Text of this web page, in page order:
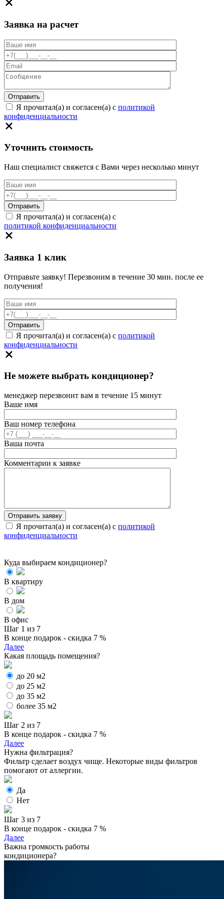
Заявка на расчет
Я прочитал(а) и согласен(а) с политикой
конфиденциальности
Уточнить стоимость
Наш специалист свяжется с Вами через несколько минут
Я прочитал(а) и согласен(а) с
политикой конфиденциальности
Заявка 1 клик
Отправьте заявку! Перезвоним в течение 30 мин. после ее
получения!
Я прочитал(а) и согласен(а) с политикой
конфиденциальности
Не можете выбрать кондиционер?
менеджер перезвонит вам в течение 15 минут
Ваше имя
Ваш номер телефона
Ваша почта
Комментарии к заявке
Я прочитал(а) и согласен(а) с политикой
конфиденциальности
Куда выбираем кондиционер?
В квартиру
В дом
В офис
Шаг 1 из 7
В конце подарок - скидка 7 %
Далее
Какая площадь помещения?
до 20 м2
до 25 м2
до 35 м2
более 35 м2
Шаг 2 из 7
В конце подарок - скидка 7 %
Далее
Нужна фильтрация?
Фильтр сделает воздух чище. Некоторые виды фильтров
помогают от аллергии.
Да
Нет
Шаг 3 из 7
В конце подарок - скидка 7 %
Далее
Важна громкость работы
кондиционера?